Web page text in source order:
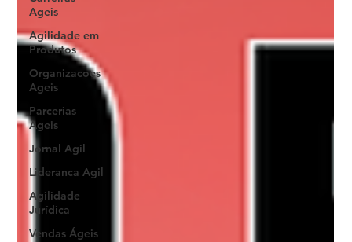
Ageis
Agilidade em
Produtos
Organizacoes
Ageis
Parcerias
Ageis
Jornal Agil
Lideranca Agil
Agilidade
Jurídica
Vendas Ágeis